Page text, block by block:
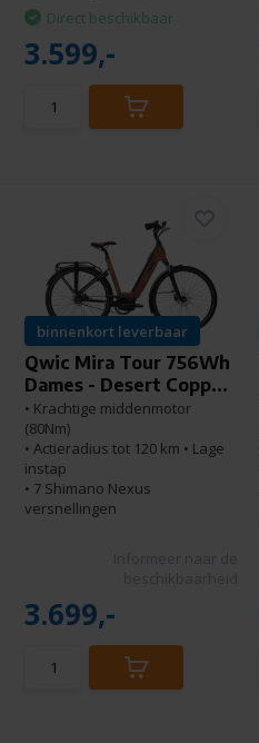
Direct beschikbaar
3.599,-
binnenkort leverbaar
Qwic Mira Tour 756Wh
Dames - Desert Copp...
• Krachtige middenmotor
(80Nm)
• Actieradius tot 120 km • Lage
instap
• 7 Shimano Nexus
versnellingen
3.699,-